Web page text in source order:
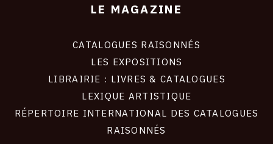
LE MAGAZINE
CATALOGUES RAISONNÉS
LES EXPOSITIONS
LIBRAIRIE : LIVRES & CATALOGUES
LEXIQUE ARTISTIQUE
RÉPERTOIRE INTERNATIONAL DES CATALOGUES
RAISONNÉS